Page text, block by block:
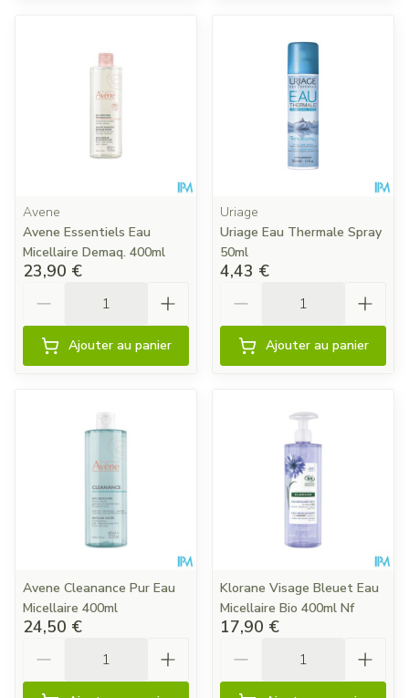
Avene
Avene Essentiels Eau
Micellaire Demaq. 400ml
23,90 €
Ajouter au panier
Uriage
Uriage Eau Thermale Spray
50ml
4,43 €
Ajouter au panier
Avene Cleanance Pur Eau
Micellaire 400ml
24,50 €
Klorane Visage Bleuet Eau
Micellaire Bio 400ml Nf
17,90 €